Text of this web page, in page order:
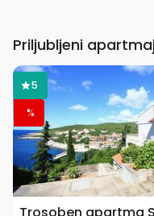
Priljubljeni
5
%